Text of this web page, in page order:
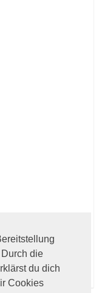
die
du dich
Cookies